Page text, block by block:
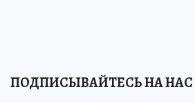
ПОДПИСЫВАЙТЕСЬ НА НАС